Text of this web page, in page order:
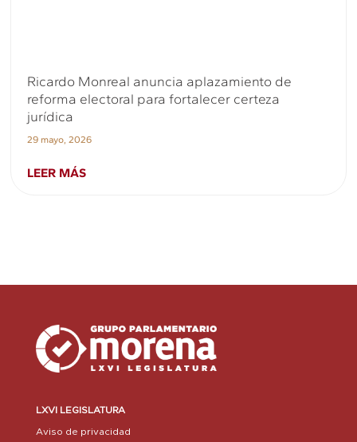
Ricardo Monreal anuncia aplazamiento de
reforma electoral para fortalecer certeza
jurídica
29 mayo, 2026
LEER MÁS
LXVI LEGISLATURA
Aviso de privacidad